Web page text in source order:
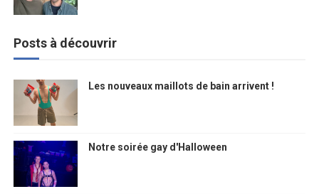
Posts à découvrir
Les nouveaux maillots de bain arrivent !
Notre soirée gay d'Halloween